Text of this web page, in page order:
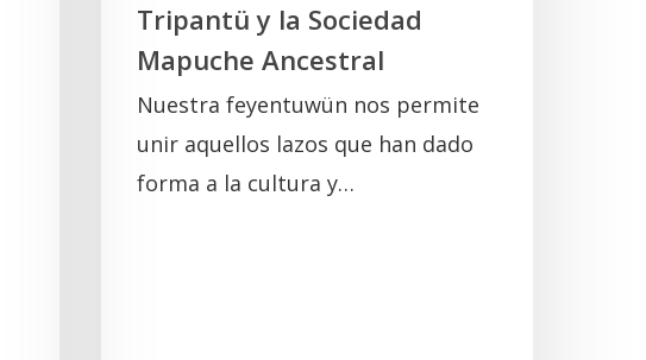
Tripantü y la Sociedad
Mapuche Ancestral
Nuestra feyentuwün nos permite
unir aquellos lazos que han dado
forma a la cultura y…